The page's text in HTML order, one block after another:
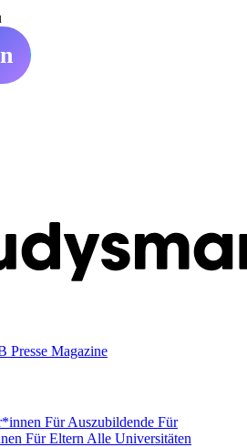
Presse Magazine
Für Auszubildende Für
Für Eltern Alle Universitäten